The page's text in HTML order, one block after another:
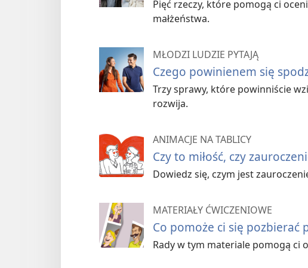
Kiedy pojawiają się wątpliwości
Jeśli postanowisz zerwać
Kiedy pojawiają się
siebie tak podobni, jak początkowo
Jedna osoba lubi leżeć na plaży, a
Jedna jest towarzyska, a druga
Jedna ma skłonność do
uczciwa.
Pięć rzeczy, które pomogą ci
małżeństwa.
MŁODZI LUDZIE PYTAJĄ
Czego powinienem się
Trzy sprawy, które powinniście
rozwija.
ANIMACJE NA TABLICY
Czy to miłość, czy
Dowiedz się, czym jest
MATERIAŁY ĆWICZENIOWE
Co pomoże ci się pozbierać
Rady w tym materiale pomogą ci